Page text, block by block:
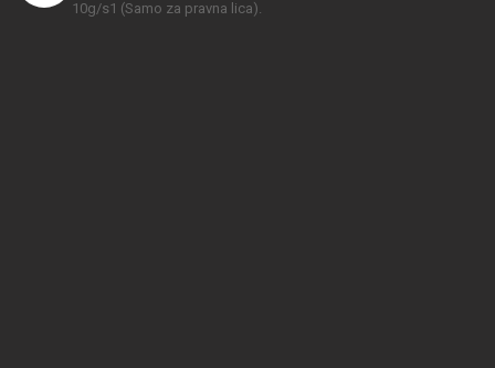
10g/s1 (Samo za pravna lica).